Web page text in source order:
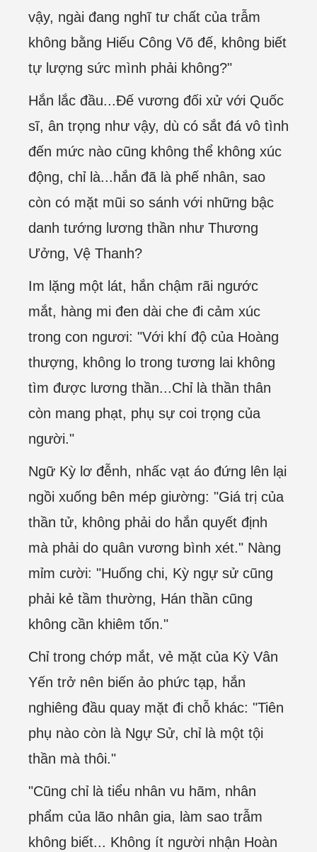
vậy, ngài đang nghĩ tư chất của trẫm
không bằng Hiếu Công Võ đế, không biết
tự lượng sức mình phải không?"
Hắn lắc đầu...Đế vương đối xử với Quốc
sĩ, ân trọng như vậy, dù có sắt đá vô tình
đến mức nào cũng không thể không xúc
động, chỉ là...hắn đã là phế nhân, sao
còn có mặt mũi so sánh với những bậc
danh tướng lương thần như Thương
Ưởng, Vệ Thanh?
Im lặng một lát, hắn chậm rãi ngước
mắt, hàng mi đen dài che đi cảm xúc
trong con ngươi: "Với khí độ của Hoàng
thượng, không lo trong tương lai không
tìm được lương thần...Chỉ là thần thân
còn mang phạt, phụ sự coi trọng của
người."
Ngữ Kỳ lơ đễnh, nhấc vạt áo đứng lên lại
ngồi xuống bên mép giường: "Giá trị của
thần tử, không phải do hắn quyết định
mà phải do quân vương bình xét." Nàng
mỉm cười: "Huống chi, Kỳ ngự sử cũng
phải kẻ tầm thường, Hán thần cũng
không cần khiêm tốn."
Chỉ trong chớp mắt, vẻ mặt của Kỳ Vân
Yến trở nên biến ảo phức tạp, hắn
nghiêng đầu quay mặt đi chỗ khác: "Tiên
phụ nào còn là Ngự Sử, chỉ là một tội
thần mà thôi."
"Cũng chỉ là tiểu nhân vu hãm, nhân
phẩm của lão nhân gia, làm sao trẫm
không biết... Không ít người nhận Hoàn